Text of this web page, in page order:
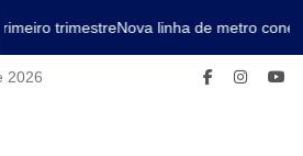
trimestreNova linha de metro
2026